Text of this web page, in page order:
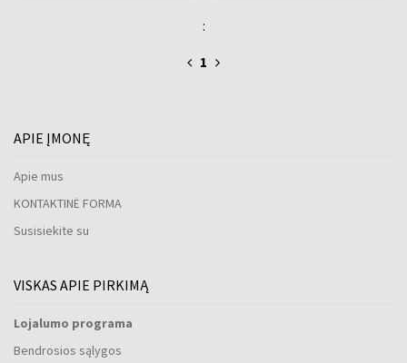
:
1
APIE ĮMONĘ
Apie mus
KONTAKTINĖ FORMA
Susisiekite su
VISKAS APIE PIRKIMĄ
Lojalumo programa
Bendrosios sąlygos